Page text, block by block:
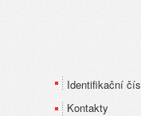
Identifikační
Kontakty